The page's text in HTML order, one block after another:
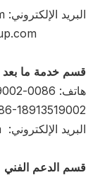
البريد الإلكتروني: sales@fillingmachinegroup.com
قسم خدمة ما بعد
هاتف: 0086-18913519002
18913519002
البريد الإلكتروني:
قسم الدعم الفني